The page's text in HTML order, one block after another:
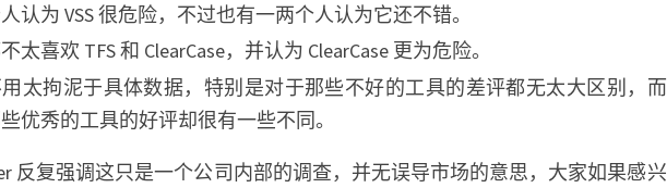
认为 VSS 很危险，不过也有一两个人认为它还不错。
太喜欢 TFS 和 ClearCase，并认为 ClearCase 更为危险。
太拘泥于具体数据，特别是对于那些不好的工具的差评都无太大区别，而
优秀的工具的好评却很有一些不同。
反复强调这只是一个公司内部的调查，并无误导市场的意思，大家如果感兴